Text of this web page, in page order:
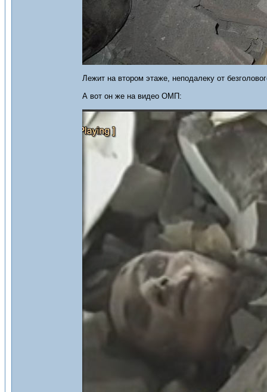
Лежит на втором этаже, неподалеку от
А вот он же на видео ОМП: